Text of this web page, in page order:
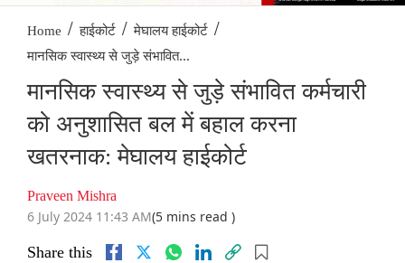
Home / हाईकोर्ट / मेघालय हाईकोर्ट /
मानसिक स्वास्थ्य से जुड़े संभावित...
मानसिक स्वास्थ्य से जुड़े संभावित कर्मचारी
को अनुशासित बल में बहाल करना
खतरनाक: मेघालय हाईकोर्ट
Praveen Mishra
6 July 2024 11:43 AM(5 mins read )
Share this